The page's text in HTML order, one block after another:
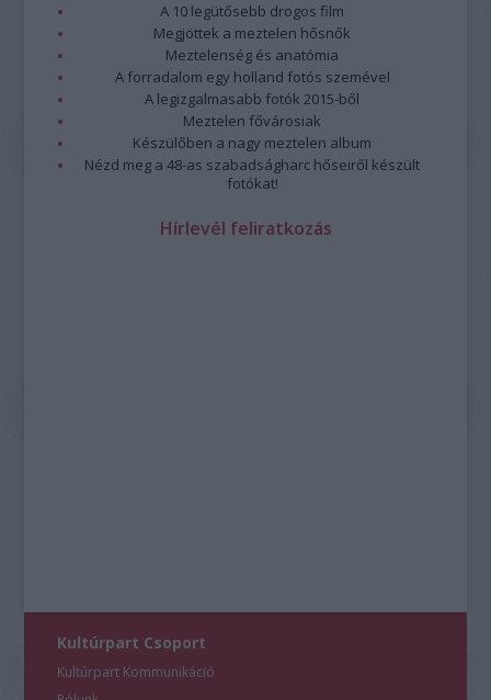
A 10 legütősebb drogos film
Megjöttek a meztelen hősnők
Meztelenség és anatómia
A forradalom egy holland fotós szemével
A legizgalmasabb fotók 2015-ből
Meztelen fővárosiak
Készülőben a nagy meztelen album
Nézd meg a 48-as szabadságharc hőseiről készült
fotókat!
Hírlevél feliratkozás
Kultúrpart Csoport
Kultúrpart Kommunikáció